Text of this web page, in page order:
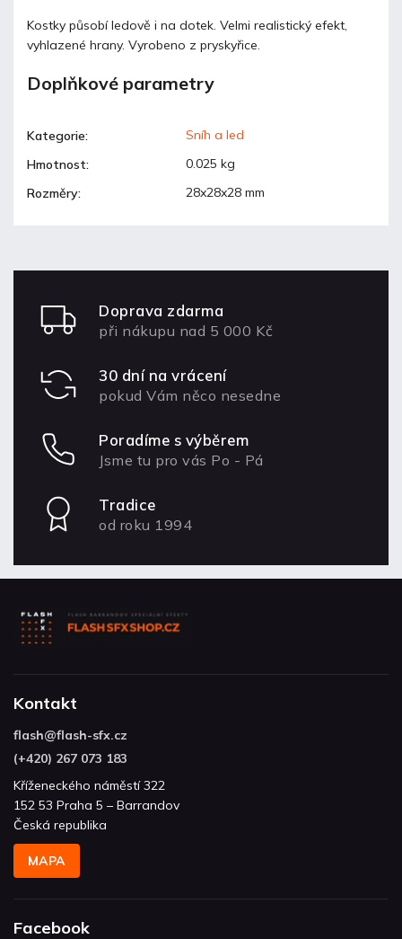
Kostky působí ledově i na dotek. Velmi realistický efekt,
vyhlazené hrany. Vyrobeno z pryskyřice.
Doplňkové parametry
Kategorie:
Sníh a led
Hmotnost:
0.025 kg
Rozměry: 28x28x28 mm
Doprava zdarma
při nákupu nad 5 000 Kč
30 dní na vrácení
pokud Vám něco nesedne
Poradíme s výběrem
Jsme tu pro vás Po - Pá
Tradice
od roku 1994
Kontakt
flash@flash-sfx.cz
(+420) 267 073 183
Kříženeckého náměstí 322
152 53 Praha 5 – Barrandov
Česká republika
MAPA
Facebook